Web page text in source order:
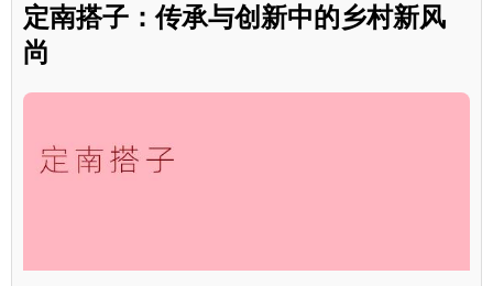
定南搭子：传承与创新中的乡村新风
尚